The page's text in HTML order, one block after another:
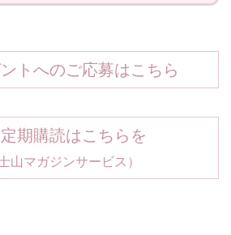
トへのご応募はこちら
期購読はこちらを
山マガジンサービス）